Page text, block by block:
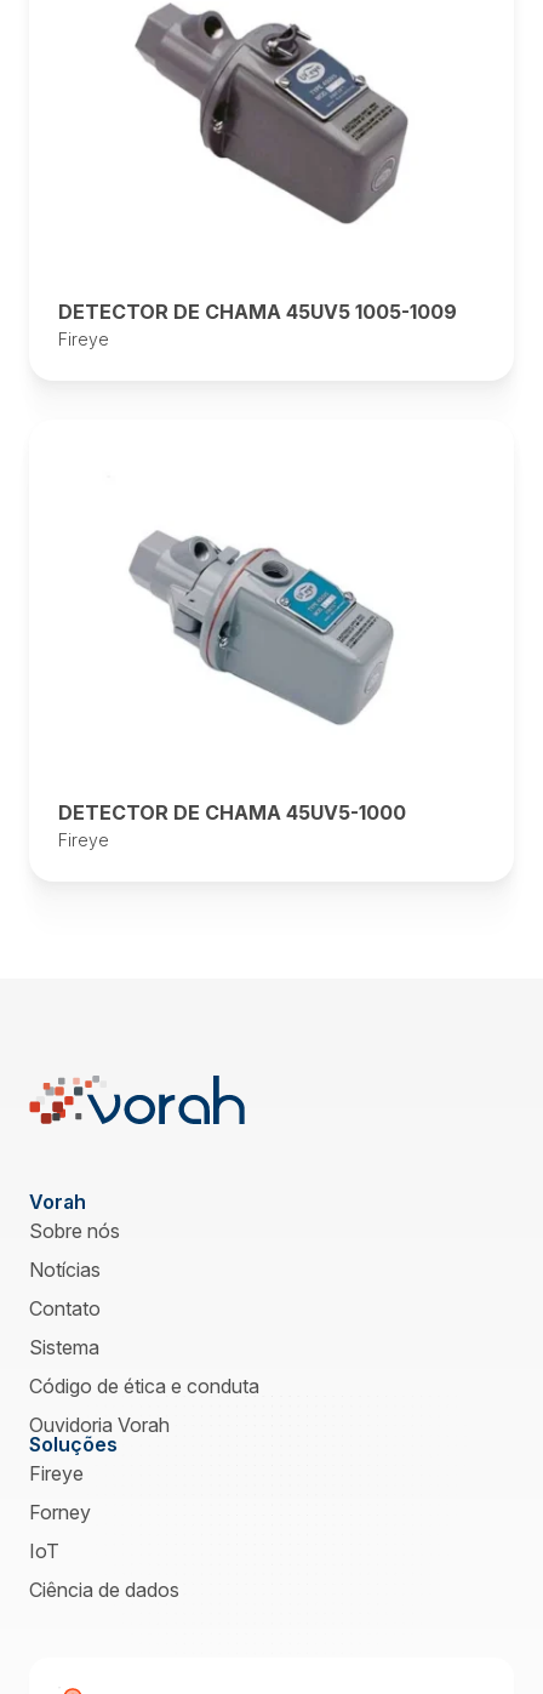
DETECTOR DE CHAMA 45UV5 1005-1009
Fireye
DETECTOR DE CHAMA 45UV5-1000
Fireye
Vorah
Sobre nós
Notícias
Contato
Sistema
Código de ética e conduta
Ouvidoria Vorah
Soluções
Fireye
Forney
IoT
Ciência de dados